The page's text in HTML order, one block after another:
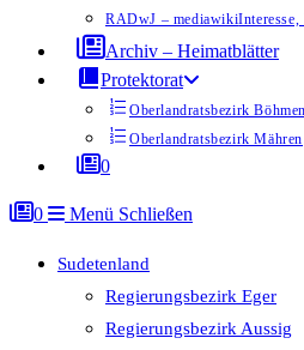
RADwJ – mediawiki
Archiv – Heimatblätter
Protektorat
Oberlandratsbezirk Böhmen
Oberlandratsbezirk Mähren
0
0 Menü Schließen
Sudetenland
Regierungsbezirk Eger
Regierungsbezirk Aussig